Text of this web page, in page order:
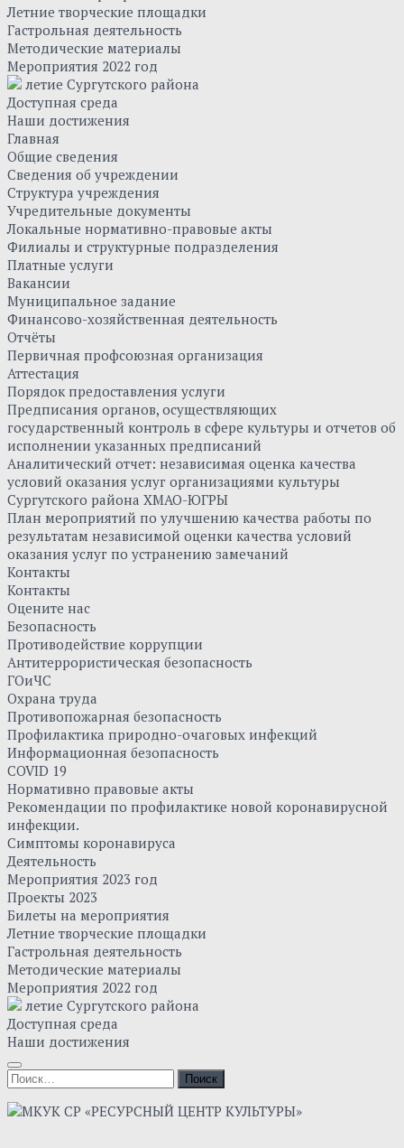
Летние творческие площадки
Гастрольная деятельность
Методические материалы
Мероприятия 2022 год
летие Сургутского района
Доступная среда
Наши достижения
Главная
Общие сведения
Сведения об учреждении
Структура учреждения
Учредительные документы
Локальные нормативно-правовые акты
Филиалы и структурные подразделения
Платные услуги
Вакансии
Муниципальное задание
Финансово-хозяйственная деятельность
Отчёты
Первичная профсоюзная организация
Аттестация
Порядок предоставления услуги
Предписания органов, осуществляющих
государственный контроль в сфере культуры и отчетов об
исполнении указанных предписаний
Аналитический отчет: независимая оценка качества
условий оказания услуг организациями культуры
Сургутского района ХМАО-ЮГРЫ
План мероприятий по улучшению качества работы по
результатам независимой оценки качества условий
оказания услуг по устранению замечаний
Контакты
Контакты
Оцените нас
Безопасность
Противодействие коррупции
Антитеррористическая безопасность
ГОиЧС
Охрана труда
Противопожарная безопасность
Профилактика природно-очаговых инфекций
Информационная безопасность
COVID 19
Нормативно правовые акты
Рекомендации по профилактике новой коронавирусной
инфекции.
Симптомы коронавируса
Деятельность
Мероприятия 2023 год
Проекты 2023
Билеты на мероприятия
Летние творческие площадки
Гастрольная деятельность
Методические материалы
Мероприятия 2022 год
летие Сургутского района
Доступная среда
Наши достижения
Найти: